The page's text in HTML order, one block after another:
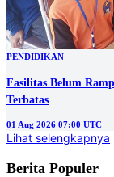
PENDIDIKAN
Fasilitas Belum
Terbatas
01 Aug 2026 07:00 UTC
Lihat selengkapnya
Berita Populer